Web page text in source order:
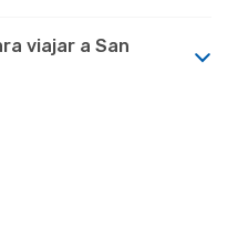
viajar a San